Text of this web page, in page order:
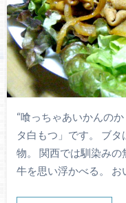
“喰っちゃあいかんの
タ白もつ」です。 ブ
物。 関西では馴染み
牛を思い浮かべる。